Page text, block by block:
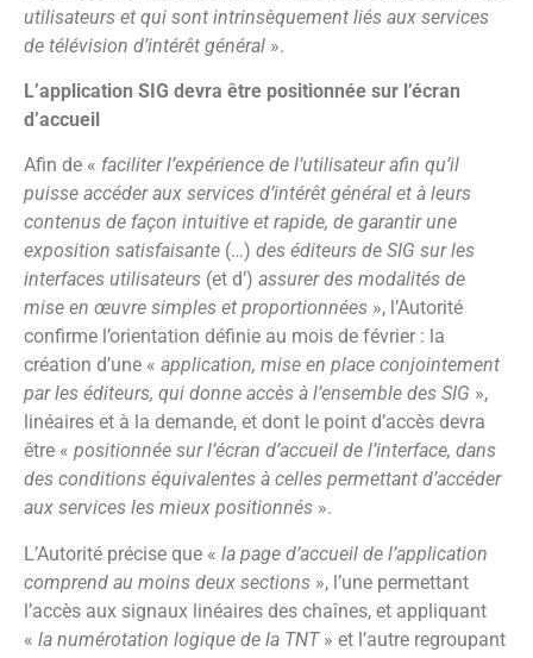
utilisateurs et qui sont intrinsèquement liés aux services
de télévision d’intérêt général ».
L’application SIG devra être positionnée sur l’écran
d’accueil
Afin de « faciliter l’expérience de l’utilisateur afin qu’il
puisse accéder aux services d’intérêt général et à leurs
contenus de façon intuitive et rapide, de garantir une
exposition satisfaisante (…) des éditeurs de SIG sur les
interfaces utilisateurs (et d’) assurer des modalités de
mise en œuvre simples et proportionnées », l’Autorité
confirme l’orientation définie au mois de février : la
création d’une « application, mise en place conjointement
par les éditeurs, qui donne accès à l’ensemble des SIG »,
linéaires et à la demande, et dont le point d’accès devra
être « positionnée sur l’écran d’accueil de l’interface, dans
des conditions équivalentes à celles permettant d’accéder
aux services les mieux positionnés ».
L’Autorité précise que « la page d’accueil de l’application
comprend au moins deux sections », l’une permettant
l’accès aux signaux linéaires des chaînes, et appliquant
« la numérotation logique de la TNT» et l’autre regroupant